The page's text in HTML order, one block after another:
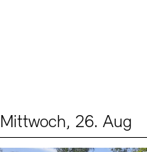
Mittwoch, 26. Aug